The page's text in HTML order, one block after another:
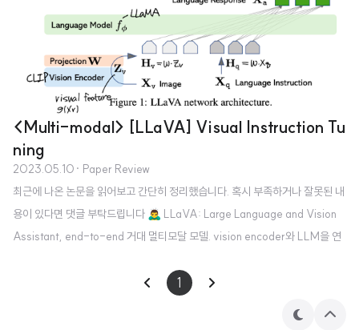
blic data) & power(SoTA on 11 benchmarks) 배경 최근에는 LLM 뿐만 아
니라 LMM, 즉 Large Multimodal Models에 대한 관심도 뜨겁습니다. 여기
서도 마찬가지로 전체 모델을 tuning 하지 않고도 성능을 끌어 올리는 기법 등
에 대한 연구가 많이 이뤄지고 있죠. 그중..
<Multi-modal> [LLaVA] Visual Instruction Tu
ning
2023.05.10 · Paper Review
최근에 나온 논문을 읽어보고 간단히 정리했습니다. 혹시 부족하거나 잘못된 내
용이 있다면 댓글 부탁드립니다 🙇‍♂️ LLaVA: Large Language and Vision
Assistant, end-to-end 거대 멀티모달 모델. vision encoder와 LLM을 연
을 Instruction tuning하는 것이 모델의 성능 향상에 큰 도움이 된다는 것은 잘
1
테 상